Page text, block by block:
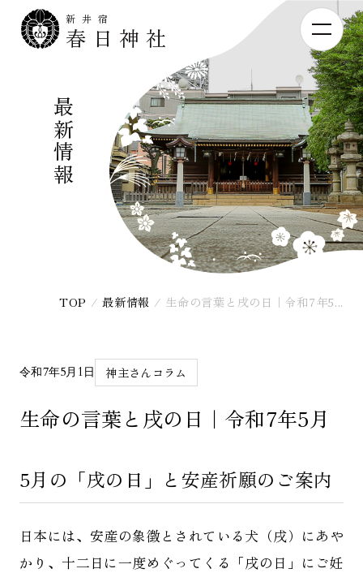
新井宿
春日神社
最新情報
TOP /最新情報 / 生命の言葉と戌の日｜令和7年5...
令和7年5月1日 神主さんコラム
生命の言葉と戌の日｜令和7年5月
5月の「戌の日」と安産祈願のご案内
日本には、安産の象徴とされている犬（戌）にあや
かり、十二日に一度めぐってくる「戌の日」にご妊